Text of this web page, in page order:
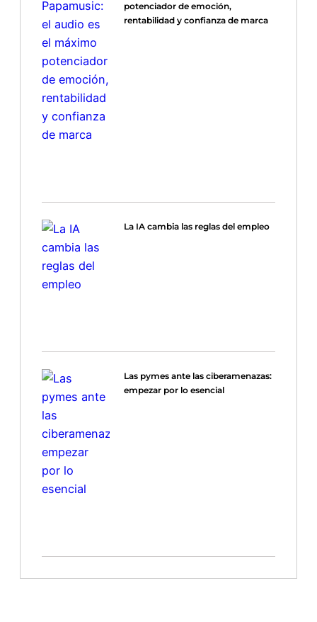
potenciador de emoción,
rentabilidad y confianza de marca
La IA cambia las reglas del empleo
Las pymes ante las ciberamenazas:
empezar por lo esencial